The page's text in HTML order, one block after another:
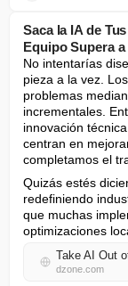
Saca la IA de
Equipo Supera
No intentarías
pieza a la vez.
problemas
incrementales.
innovación
centran en
completamos el
Quizás estés
redefiniendo
que muchas
optimizaciones
dzone.com